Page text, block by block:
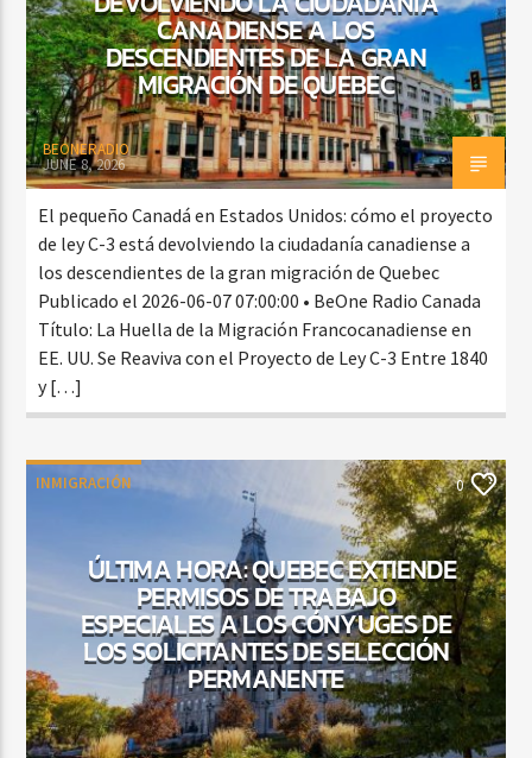
CANADIENSE A LOS
DESCENDIENTES DE LA GRAN
MIGRACIÓN DE QUEBEC
BEONERADIO
JUNE 8, 2026
El pequeño Canadá en Estados Unidos: cómo el proyecto
de ley C-3 está devolviendo la ciudadanía canadiense a
los descendientes de la gran migración de Quebec
Publicado el 2026-06-07 07:00:00 • BeOne Radio Canada
Título: La Huella de la Migración Francocanadiense en
EE. UU. Se Reaviva con el Proyecto de Ley C-3 Entre 1840
y […]
INMIGRACIÓN 0
ÚLTIMA HORA: QUEBEC EXTIENDE
PERMISOS DE TRABAJO
ESPECIALES A LOS CÓNYUGES DE
LOS SOLICITANTES DE SELECCIÓN
PERMANENTE